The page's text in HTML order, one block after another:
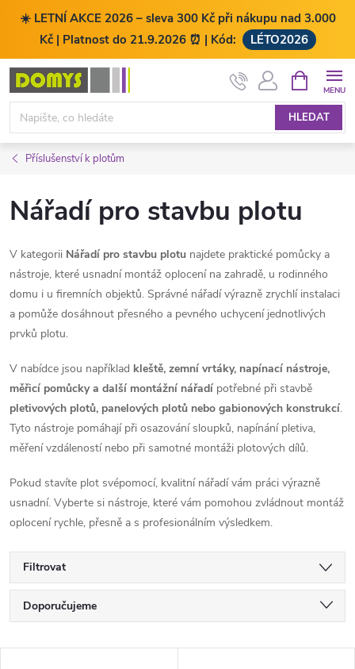
☀️ LETNÍ AKCE 2026 – sleva 300 Kč při nákupu nad 3.000
Kč | Platnost do 21.9.2026 ⏰ | Kód:
LÉTO2026
Přejít
obsah
HLEDAT
NÁKUPNÍ
KOŠÍK
Příslušenství k plotům
Nářadí pro stavbu plotu
V kategorii Nářadí pro stavbu plotu najdete praktické pomůcky a
nástroje, které usnadní montáž oplocení na zahradě, u rodinného
domu i u firemních objektů. Správné nářadí výrazně zrychlí instalaci
a pomůže dosáhnout přesného a pevného uchycení jednotlivých
prvků plotu.
V nabídce jsou například kleště, zemní vrtáky, napínací nástroje,
měřicí pomůcky a další montážní nářadí potřebné při stavbě
pletivových plotů, panelových plotů nebo gabionových konstrukcí.
Tyto nástroje pomáhají při osazování sloupků, napínání pletiva,
měření vzdáleností nebo při samotné montáži plotových dílů.
Pokud stavíte plot svépomocí, kvalitní nářadí vám práci výrazně
usnadní. Vyberte si nástroje, které vám pomohou zvládnout montáž
oplocení rychle, přesně a s profesionálním výsledkem.
Filtrovat
Ř
a
Doporučujeme